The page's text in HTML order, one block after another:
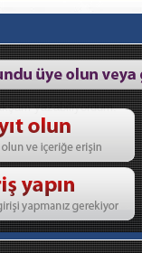
yazabiliyordum.